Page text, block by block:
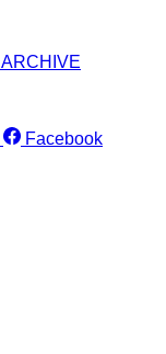
ARCHIVE
Facebook